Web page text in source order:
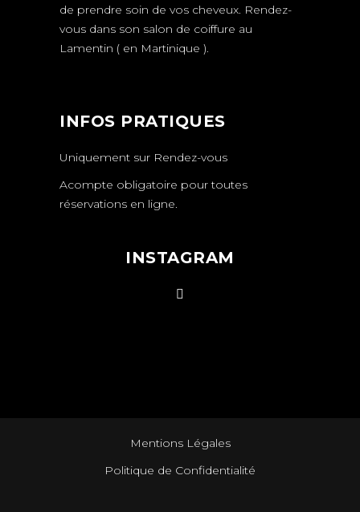
de prendre soin de vos cheveux. Rendez-
vous dans son salon de coiffure au
Lamentin ( en Martinique ).
INFOS PRATIQUES
Uniquement sur Rendez-vous
Acompte obligatoire pour toutes
réservations en ligne.
INSTAGRAM
Mentions Légales
Politique de Confidentialité